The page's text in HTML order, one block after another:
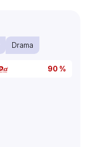
Drama
90 %